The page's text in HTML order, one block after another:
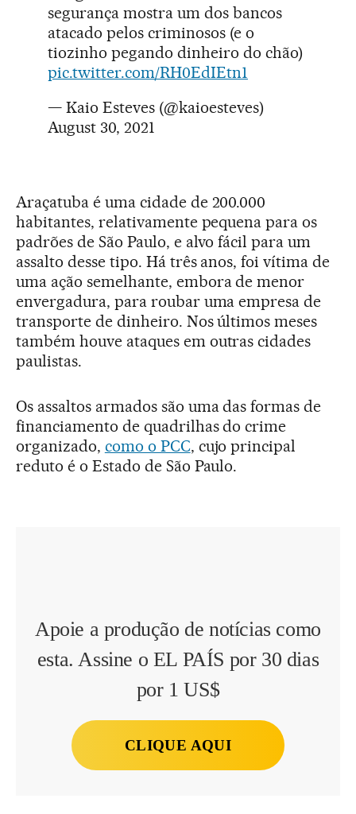
segurança mostra um dos bancos
atacado pelos criminosos (e o
tiozinho pegando dinheiro do chão)
pic.twitter.com/RH0EdIEtn1
— Kaio Esteves (@kaioesteves)
August 30, 2021
Araçatuba é uma cidade de 200.000
habitantes, relativamente pequena para os
padrões de São Paulo, e alvo fácil para um
assalto desse tipo. Há três anos, foi vítima de
uma ação semelhante, embora de menor
envergadura, para roubar uma empresa de
transporte de dinheiro. Nos últimos meses
também houve ataques em outras cidades
paulistas.
Os assaltos armados são uma das formas de
financiamento de quadrilhas do crime
organizado, como o PCC, cujo principal
reduto é o Estado de São Paulo.
Apoie a produção de notícias como
esta. Assine o EL PAÍS por 30 dias
por 1 US$
CLIQUE AQUI